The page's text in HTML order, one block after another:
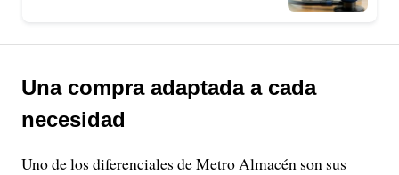
Una compra adaptada a cada
necesidad
Uno de los diferenciales de Metro Almacén son sus